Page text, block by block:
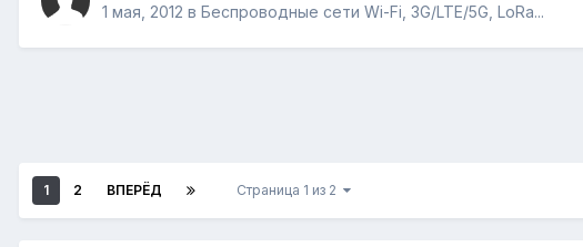
1 мая, 2012 в Беспроводные сети Wi-Fi, 3G/LTE/5G, LoRa...
1 2 ВПЕРЁД Страница 1 из 2